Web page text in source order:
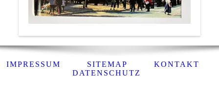
IMPRESSUM SITEMAP
KONTAKT
DATENSCHUTZ